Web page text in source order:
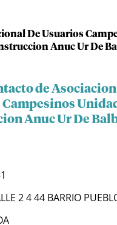
De Usuarios
Anuc Ur De
de
Anuc Ur De
2 4 44 BARRIO